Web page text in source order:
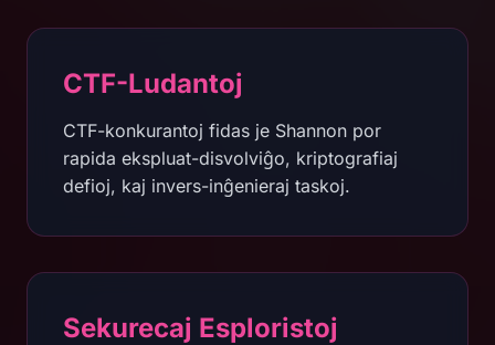
CTF-Ludantoj
CTF-konkurantoj fidas je Shannon por
rapida ekspluat-disvolviĝo, kriptografiaj
defioj, kaj invers-inĝenieraj taskoj.
Sekurecaj Esploristoj